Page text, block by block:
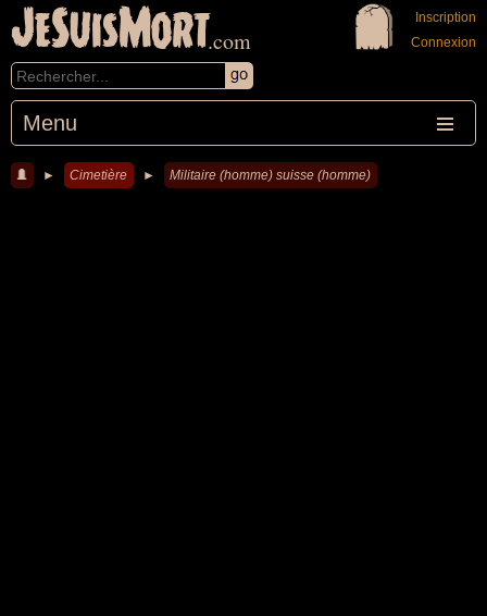
JeSuisMort.com
Menu
Inscription
Connexion
► Cimetière ► Militaire (homme) suisse (homme)